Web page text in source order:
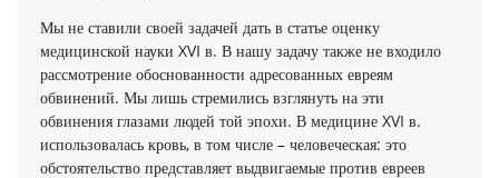
Мы не ставили своей задачей дать в статье оценку
медицинской науки XVI в. В нашу задачу также не входило
рассмотрение обоснованности адресованных евреям
обвинений. Мы лишь стремились взглянуть на эти
обвинения глазами людей той эпохи. В медицине XVI в.
использовалась кровь, в том числе – человеческая: это
обстоятельство представляет выдвигаемые против евреев